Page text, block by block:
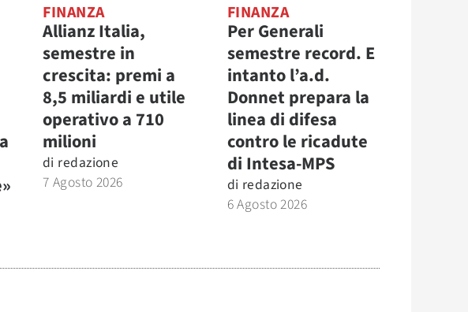
FINANZA
Allianz Italia,
semestre in
crescita: premi a
8,5 miliardi e utile
operativo a 710
milioni
di redazione
7 Agosto 2026
FINANZA
Per Generali
semestre record. E
intanto l’a.d.
Donnet prepara la
linea di difesa
contro le ricadute
di Intesa-MPS
di redazione
6 Agosto 2026